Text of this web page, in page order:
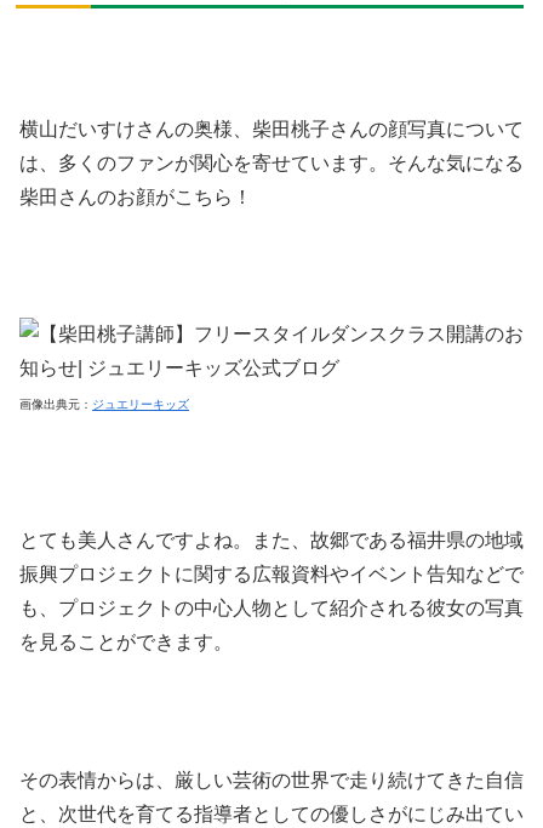
横山だいすけさんの奥様、柴田桃子さんの顔写真について
は、多くのファンが関心を寄せています。そんな気になる
柴田さんのお顔がこちら！
画像出典元： ジュエリーキッズ
とても美人さんですよね。また、故郷である福井県の地域
振興プロジェクトに関する広報資料やイベント告知などで
も、プロジェクトの中心人物として紹介される彼女の写真
を見ることができます。
その表情からは、厳しい芸術の世界で走り続けてきた自信
と、次世代を育てる指導者としての優しさがにじみ出てい